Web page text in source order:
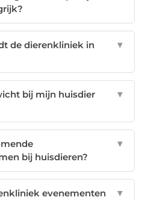
de dierenkliniek in
▼
bij mijn huisdier
▼
bij huisdieren?
▼
evenementen
▼